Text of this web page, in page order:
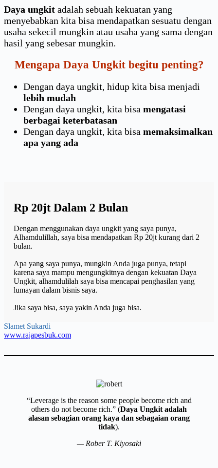
Daya ungkit adalah sebuah kekuatan yang
menyebabkan kita bisa mendapatkan sesuatu dengan
usaha sekecil mungkin atau usaha yang sama dengan
hasil yang sebesar mungkin.
Mengapa Daya Ungkit begitu penting?
Dengan daya ungkit, hidup kita bisa menjadi
lebih mudah
Dengan daya ungkit, kita bisa mengatasi
berbagai keterbatasan
Dengan daya ungkit, kita bisa memaksimalkan
apa yang ada
Rp 20jt Dalam 2 Bulan
Dengan menggunakan daya ungkit yang saya punya,
Alhamdulillah, saya bisa mendapatkan Rp 20jt kurang dari 2
bulan.
Apa yang saya punya, mungkin Anda juga punya, tetapi
karena saya mampu mengungkitnya dengan kekuatan Daya
Ungkit, alhamdulilah saya bisa mencapai penghasilan yang
lumayan dalam bisnis saya.
Jika saya bisa, saya yakin Anda juga bisa.
Slamet Sukardi
www.rajapesbuk.com
“Leverage is the reason some people become rich and
others do not become rich.” (Daya Ungkit adalah
alasan sebagian orang kaya dan sebagaian orang
tidak).
— Rober T. Kiyosaki